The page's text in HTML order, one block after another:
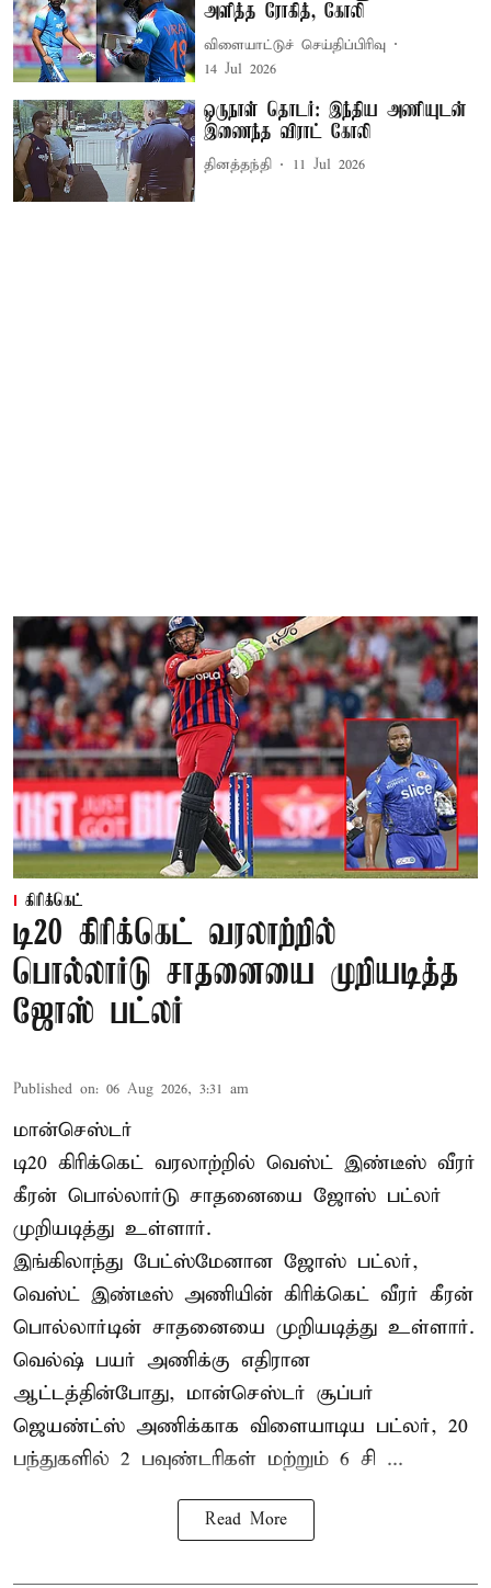
அளித்த ரோகித், கோலி
விளையாட்டுச் செய்திப்பிரிவு
14 Jul 2026
ஒருநாள் தொடர்: இந்திய அணியுடன்
இணைந்த விராட் கோலி
தினத்தந்தி 11 Jul 2026
கிரிக்கெட்
டி20 கிரிக்கெட் வரலாற்றில்
பொல்லார்டு சாதனையை முறியடித்த
ஜோஸ் பட்லர்
Published on: 06 Aug 2026, 3:31 am
மான்செஸ்டர்
டி20 கிரிக்கெட் வரலாற்றில் வெஸ்ட் இண்டீஸ் வீரர்
கீரன் பொல்லார்டு சாதனையை ஜோஸ் பட்லர்
முறியடித்து உள்ளார்.
இங்கிலாந்து பேட்ஸ்மேனான ஜோஸ் பட்லர்,
வெஸ்ட் இண்டீஸ் அணியின் கிரிக்கெட் வீரர் கீரன்
பொல்லார்டின் சாதனையை முறியடித்து உள்ளார்.
வெல்ஷ் பயர் அணிக்கு எதிரான
ஆட்டத்தின்போது, மான்செஸ்டர் சூப்பர்
ஜெயண்ட்ஸ் அணிக்காக விளையாடிய பட்லர், 20
பந்துகளில் 2 பவுண்டரிகள் மற்றும் 6 சி ...
Read More